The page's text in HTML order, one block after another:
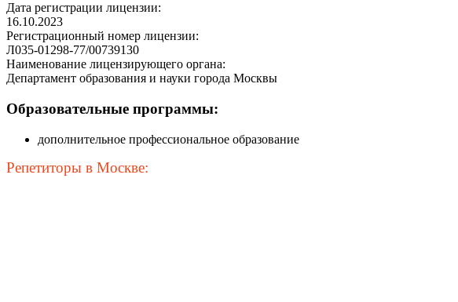
Дата регистрации лицензии:
16.10.2023
Регистрационный номер лицензии:
Л035-01298-77/00739130
Наименование лицензирующего органа:
Департамент образования и науки города Москвы
Образовательные программы:
дополнительное профессиональное образование
Репетиторы в Москве: